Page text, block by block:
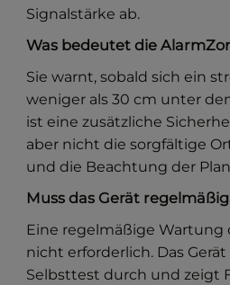
Signalstärke ab.
Was bedeutet die
Sie warnt, sobald sich ein
weniger als 30 cm unter
ist eine zusätzliche
aber nicht die sorgfältige
und die Beachtung der
Muss das Gerät
Eine regelmäßige Wartung
nicht erforderlich. Das
Selbsttest durch und zeigt